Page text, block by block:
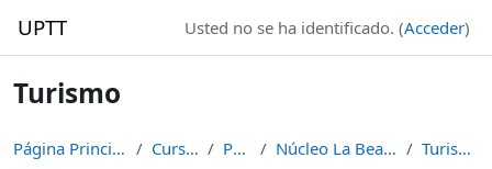
UPTT Usted no se ha identificado. (Acceder)
Turismo
Página Principal Cursos PNF Núcleo La Beatriz Turismo